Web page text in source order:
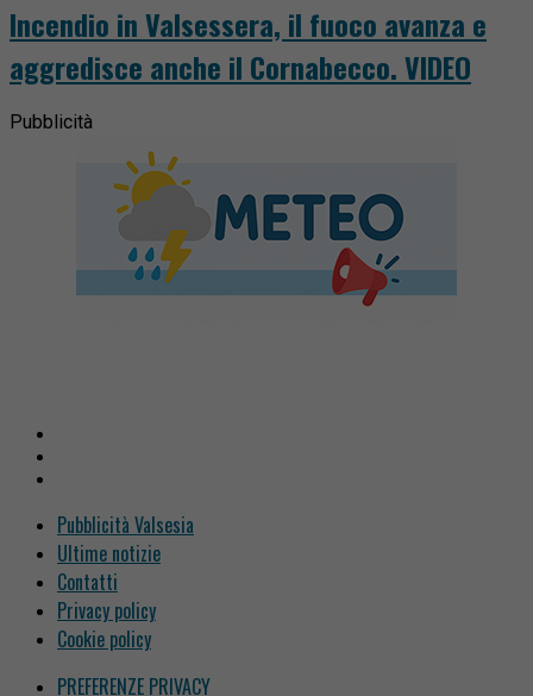
Incendio in Valsessera, il fuoco avanza e
aggredisce anche il Cornabecco. VIDEO
Pubblicità
Pubblicità Valsesia
Ultime notizie
Contatti
Privacy policy
Cookie policy
PREFERENZE PRIVACY